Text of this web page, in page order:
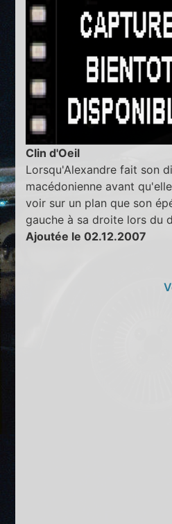
Clin d'Oeil
Lorsqu'Alexandre fait son
macédonienne avant
voir sur un plan que son
gauche à sa droite lors du
Ajoutée le 02.12.2007